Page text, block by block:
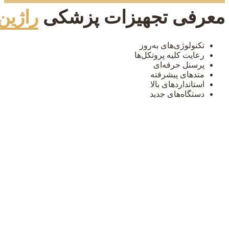
معرفی تجهیزات پزشکی
تکنولوژی‌های به‌روز
رعایت کلیه پروتکل‌ها
پرسنل حرفه‌ای
متدهای پیشرفته
استانداردهای بالا
دستگاه‌های جدید